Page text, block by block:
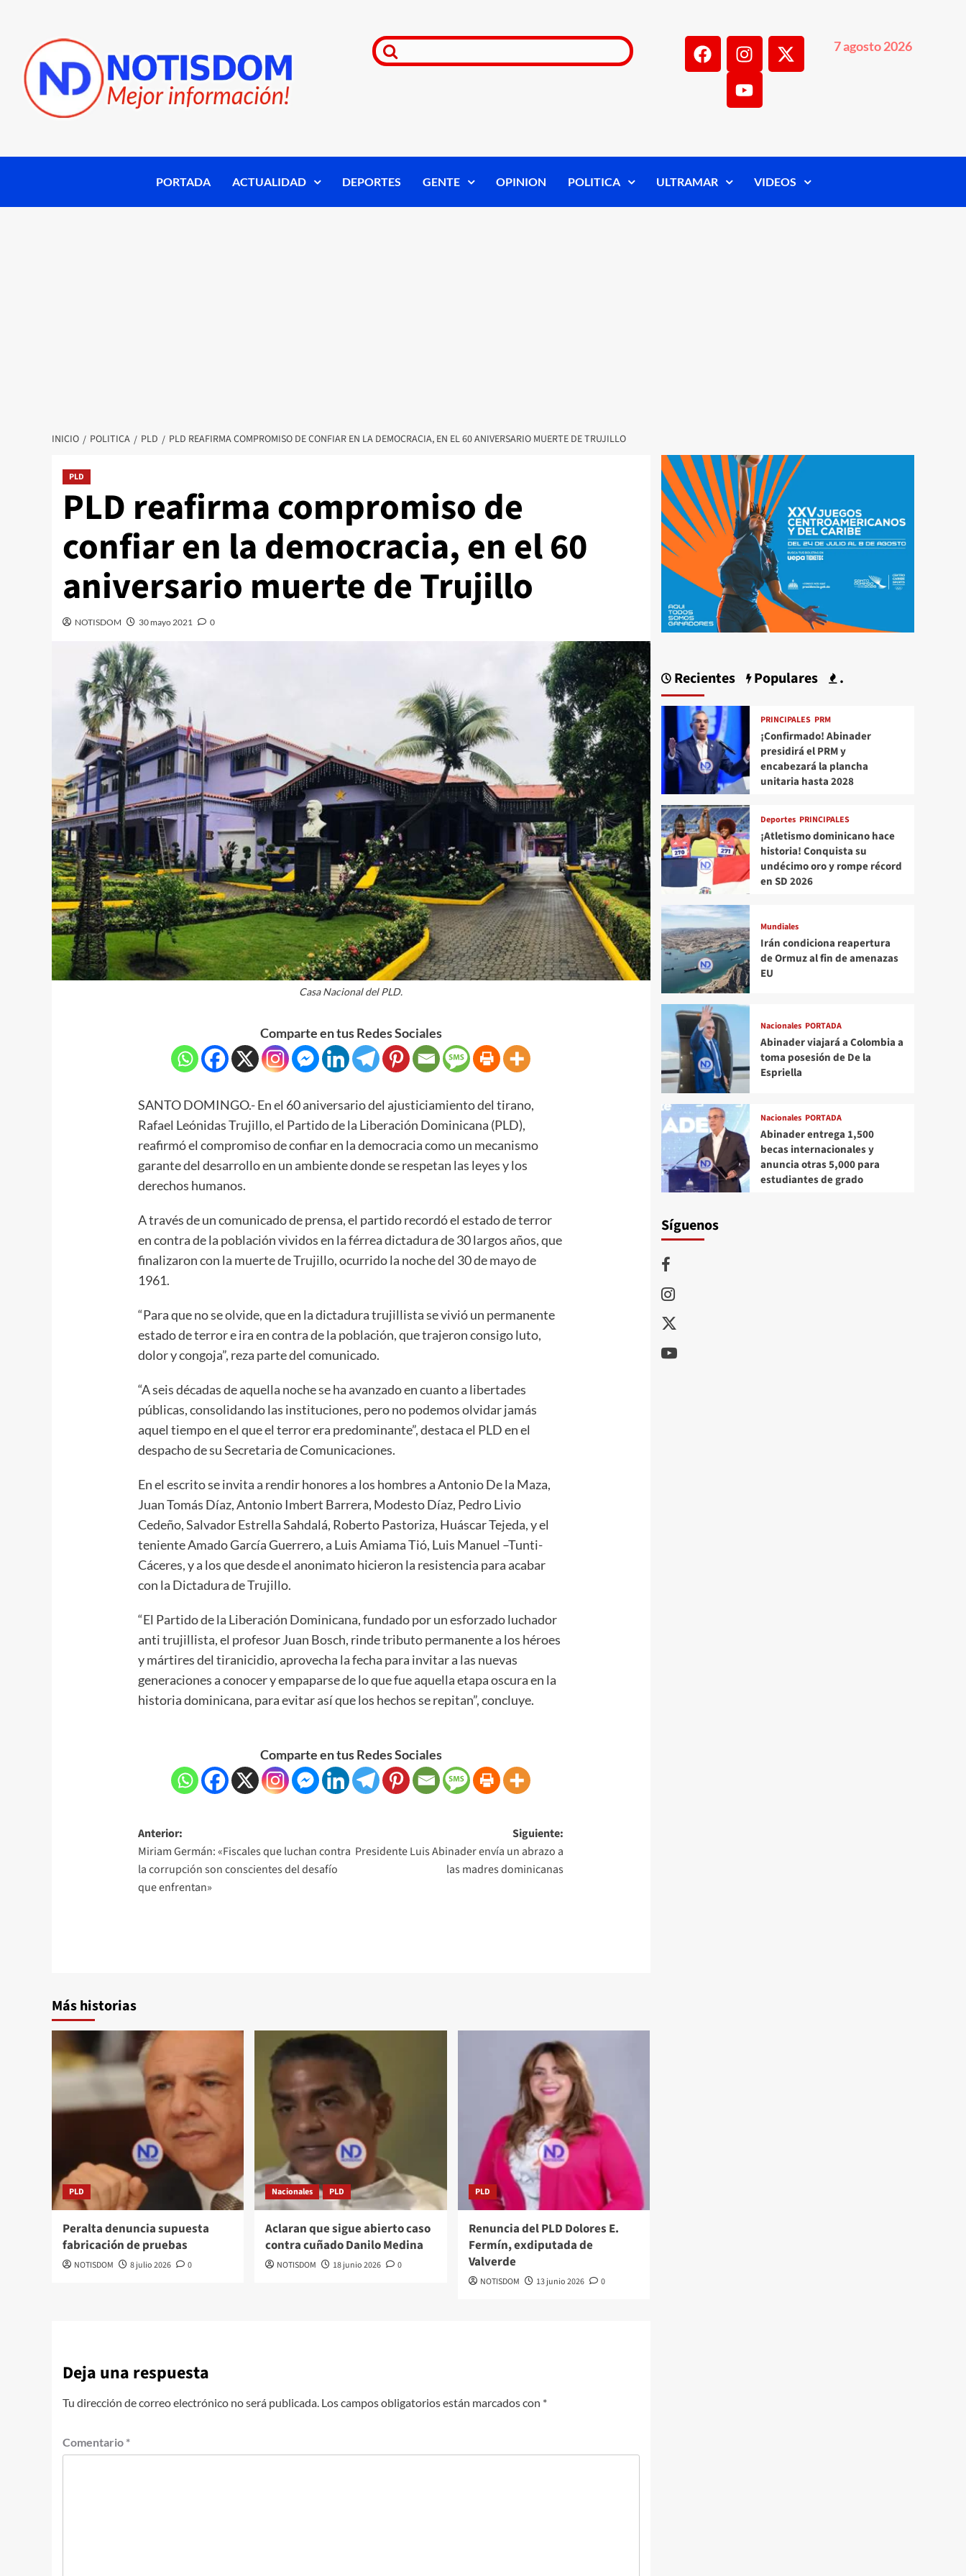
7 agosto 2026
PORTADA ACTUALIDAD DEPORTES GENTE OPINION POLITICA ULTRAMAR VIDEOS
INICIO POLITICA PLD PLD REAFIRMA COMPROMISO DE CONFIAR EN LA DEMOCRACIA, EN EL 60 ANIVERSARIO MUERTE DE TRUJILLO
PLD
PLD reafirma compromiso de
confiar en la democracia, en el 60
aniversario muerte de Trujillo
NOTISDOM 30 mayo 2021 0
Casa Nacional del PLD.
Comparte en tus Redes Sociales
SANTO DOMINGO.- En el 60 aniversario del ajusticiamiento del tirano,
Rafael Leónidas Trujillo, el Partido de la Liberación Dominicana (PLD),
reafirmó el compromiso de confiar en la democracia como un mecanismo
garante del desarrollo en un ambiente donde se respetan las leyes y los
derechos humanos.
A través de un comunicado de prensa, el partido recordó el estado de terror
en contra de la población vividos en la férrea dictadura de 30 largos años, que
finalizaron con la muerte de Trujillo, ocurrido la noche del 30 de mayo de
1961.
“Para que no se olvide, que en la dictadura trujillista se vivió un permanente
estado de terror e ira en contra de la población, que trajeron consigo luto,
dolor y congoja”, reza parte del comunicado.
“A seis décadas de aquella noche se ha avanzado en cuanto a libertades
públicas, consolidando las instituciones, pero no podemos olvidar jamás
aquel tiempo en el que el terror era predominante”, destaca el PLD en el
despacho de su Secretaria de Comunicaciones.
En el escrito se invita a rendir honores a los hombres a Antonio De la Maza,
Juan Tomás Díaz, Antonio Imbert Barrera, Modesto Díaz, Pedro Livio
Cedeño, Salvador Estrella Sahdalá, Roberto Pastoriza, Huáscar Tejeda, y el
teniente Amado García Guerrero, a Luis Amiama Tió, Luis Manuel –Tunti-
Cáceres, y a los que desde el anonimato hicieron la resistencia para acabar
con la Dictadura de Trujillo.
“El Partido de la Liberación Dominicana, fundado por un esforzado luchador
anti trujillista, el profesor Juan Bosch, rinde tributo permanente a los héroes
y mártires del tiranicidio, aprovecha la fecha para invitar a las nuevas
generaciones a conocer y empaparse de lo que fue aquella etapa oscura en la
historia dominicana, para evitar así que los hechos se repitan”, concluye.
Comparte en tus Redes Sociales
Anterior:
Miriam Germán: «Fiscales que luchan contra
la corrupción son conscientes del desafío
que enfrentan»
Siguiente:
Presidente Luis Abinader envía un abrazo a
las madres dominicanas
Más historias
PLD
Peralta denuncia supuesta
fabricación de pruebas
NOTISDOM 8 julio 2026 0
Nacionales PLD
Aclaran que sigue abierto caso
contra cuñado Danilo Medina
NOTISDOM 18 junio 2026 0
PLD
Renuncia del PLD Dolores E.
Fermín, exdiputada de
Valverde
NOTISDOM 13 junio 2026 0
Deja una respuesta
Tu dirección de correo electrónico no será publicada. Los campos obligatorios están marcados con *
Comentario *
Recientes Populares .
PRINCIPALES PRM
¡Confirmado! Abinader
presidirá el PRM y
encabezará la plancha
unitaria hasta 2028
Deportes PRINCIPALES
¡Atletismo dominicano hace
historia! Conquista su
undécimo oro y rompe récord
en SD 2026
Mundiales
Irán condiciona reapertura
de Ormuz al fin de amenazas
EU
Nacionales PORTADA
Abinader viajará a Colombia a
toma posesión de De la
Espriella
Nacionales PORTADA
Abinader entrega 1,500
becas internacionales y
anuncia otras 5,000 para
estudiantes de grado
Síguenos